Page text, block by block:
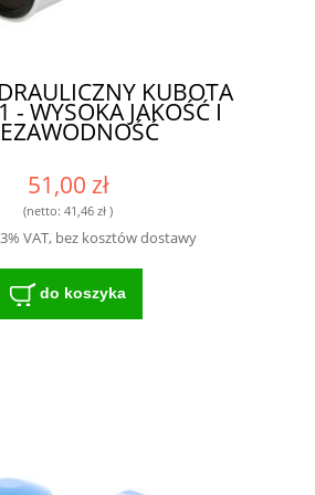
KUBOTA
- WYSOKA JAKOŚĆ I
51,00 zł
(netto: 41,46 zł)
VAT, bez kosztów dostawy
do koszyka